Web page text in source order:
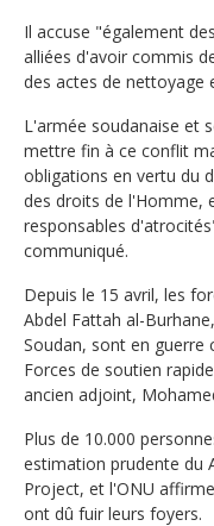
Il accuse "également
alliées d'avoir commis
des actes de nettoyage
L'armée soudanaise et
mettre fin à ce conflit
obligations en vertu du
des droits de l'Homme,
responsables
communiqué.
Depuis le 15 avril, les
Abdel Fattah al-
Soudan, sont en guerre
Forces de soutien
ancien adjoint,
Plus de 10.000
estimation prudente du
Project, et l'ONU
ont dû fuir leurs foyers.